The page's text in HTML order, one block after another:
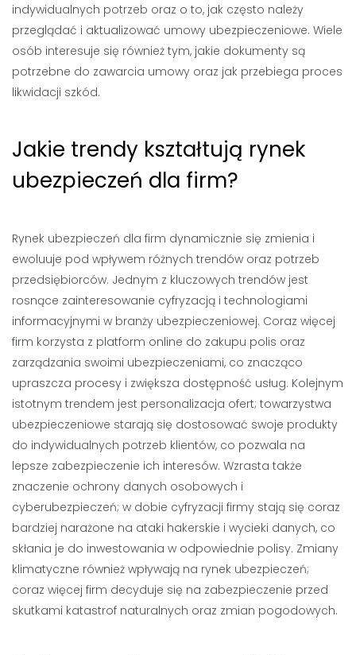
indywidualnych potrzeb oraz o to, jak często należy
przeglądać i aktualizować umowy ubezpieczeniowe. Wiele
osób interesuje się również tym, jakie dokumenty są
potrzebne do zawarcia umowy oraz jak przebiega proces
likwidacji szkód.
Jakie trendy kształtują rynek
ubezpieczeń dla firm?
Rynek ubezpieczeń dla firm dynamicznie się zmienia i
ewoluuje pod wpływem różnych trendów oraz potrzeb
przedsiębiorców. Jednym z kluczowych trendów jest
rosnące zainteresowanie cyfryzacją i technologiami
informacyjnymi w branży ubezpieczeniowej. Coraz więcej
firm korzysta z platform online do zakupu polis oraz
zarządzania swoimi ubezpieczeniami, co znacząco
upraszcza procesy i zwiększa dostępność usług. Kolejnym
istotnym trendem jest personalizacja ofert; towarzystwa
ubezpieczeniowe starają się dostosować swoje produkty
do indywidualnych potrzeb klientów, co pozwala na
lepsze zabezpieczenie ich interesów. Wzrasta także
znaczenie ochrony danych osobowych i
cyberubezpieczeń; w dobie cyfryzacji firmy stają się coraz
bardziej narażone na ataki hakerskie i wycieki danych, co
skłania je do inwestowania w odpowiednie polisy. Zmiany
klimatyczne również wpływają na rynek ubezpieczeń;
coraz więcej firm decyduje się na zabezpieczenie przed
skutkami katastrof naturalnych oraz zmian pogodowych.